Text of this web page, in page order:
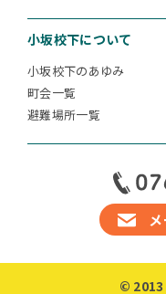
小坂校下について
小坂校下のあゆみ
町会一覧
避難場所一覧
©